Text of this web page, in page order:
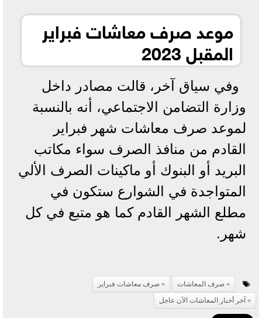
موعد صرف معاشات فبراير
المقبل 2023
وفي سياق آخر، قالت مصادر داخل
وزارة التضامن الاجتماعي، أنه بالنسبة
لموعد صرف معاشات شهر فبراير
القادم من منافذ الصرف سواء مكاتب
البريد أو البنوك أو ماكينات الصرف الألي
المتواجدة في الشوارع ستكون في
مطلع الشهر القادم كما هو متبع في كل
شهر.
صرف المعاشات
صرف معاشات فبراير
آخر أخبار المعاشات الآن عاجل